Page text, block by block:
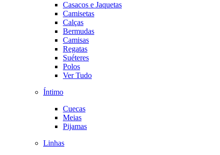
Casacos e Jaquetas
Camisetas
Calças
Bermudas
Camisas
Regatas
Suéteres
Polos
Ver Tudo
Íntimo
Cuecas
Meias
Pijamas
Linhas